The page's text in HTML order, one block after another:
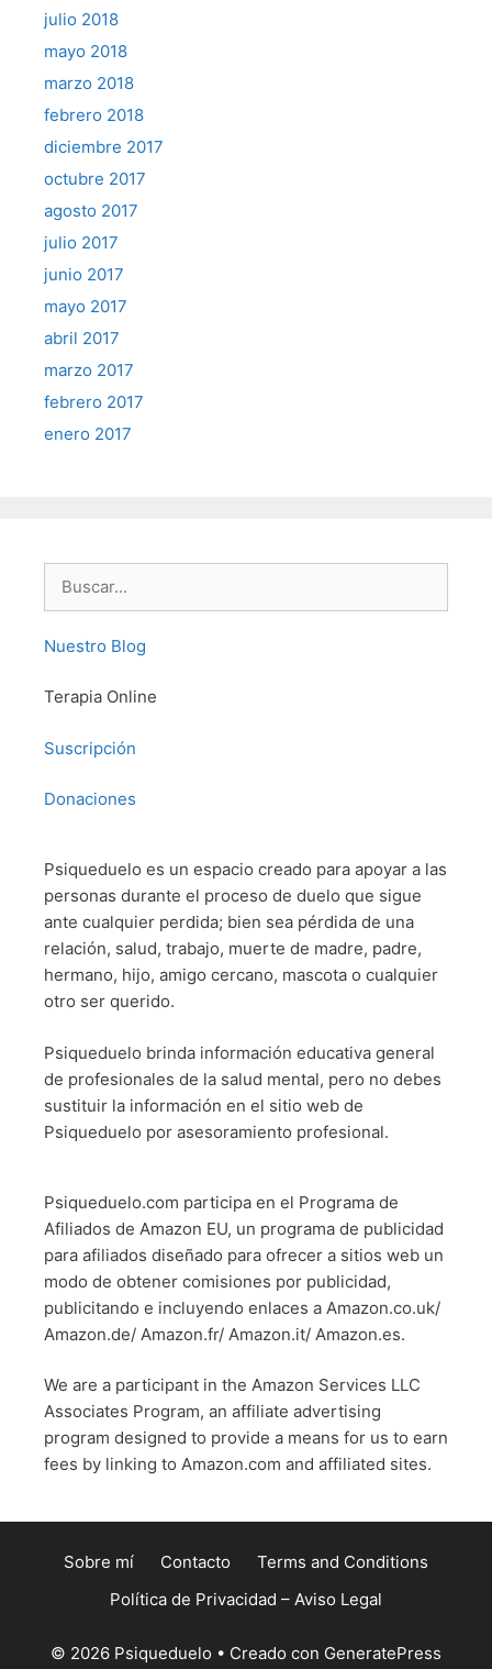
julio 2018
mayo 2018
marzo 2018
febrero 2018
diciembre 2017
octubre 2017
agosto 2017
julio 2017
junio 2017
mayo 2017
abril 2017
marzo 2017
febrero 2017
enero 2017
Nuestro Blog
Terapia Online
Suscripción
Donaciones
Psiqueduelo es un espacio creado para apoyar a las
personas durante el proceso de duelo que sigue
ante cualquier perdida; bien sea pérdida de una
relación, salud, trabajo, muerte de madre, padre,
hermano, hijo, amigo cercano, mascota o cualquier
otro ser querido.
Psiqueduelo brinda información educativa general
de profesionales de la salud mental, pero no debes
sustituir la información en el sitio web de
Psiqueduelo por asesoramiento profesional.
Psiqueduelo.com participa en el Programa de
Afiliados de Amazon EU, un programa de publicidad
para afiliados diseñado para ofrecer a sitios web un
modo de obtener comisiones por publicidad,
publicitando e incluyendo enlaces a Amazon.co.uk/
Amazon.de/ Amazon.fr/ Amazon.it/ Amazon.es.
We are a participant in the Amazon Services LLC
Associates Program, an affiliate advertising
program designed to provide a means for us to earn
fees by linking to Amazon.com and affiliated sites.
Sobre mí Contacto
Terms and Conditions
Política de Privacidad – Aviso Legal
© 2026 Psiqueduelo • Creado con GeneratePress